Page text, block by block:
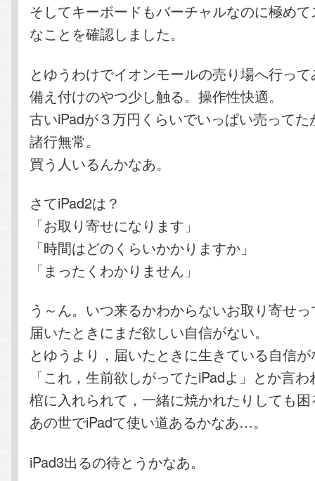
そしてキーボードもバーチャルなのに極め
なことを確認しました。
とゆうわけでイオンモールの売り場へ行っ
備え付けのやつ少し触る。操作性快適。
古いiPadが３万円くらいでいっぱい売って
諸行無常。
買う人いるんかなあ。
さてiPad2は？
「お取り寄せになります」
「時間はどのくらいかかりますか」
「まったくわかりません」
う～ん。いつ来るかわからないお取り寄せ
届いたときにまだ欲しい自信がない。
とゆうより，届いたときに生きている自信
「これ，生前欲しがってたiPadよ」とか言わ
棺に入れられて，一緒に焼かれたりしても
あの世でiPadて使い道あるかなあ…。
iPad3出るの待とうかなあ。